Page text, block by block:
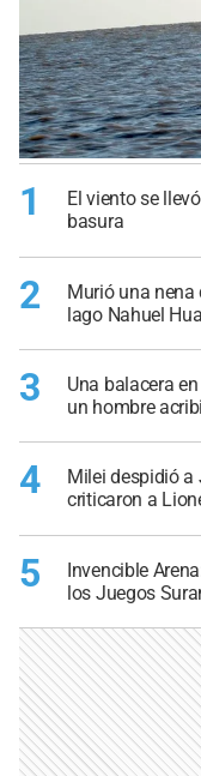
1
El viento se
basura
2
Murió una nena
lago Nahuel
3
Una balacera
un hombre
4
Milei despidió a
criticaron a
5
Invencible
los Juegos